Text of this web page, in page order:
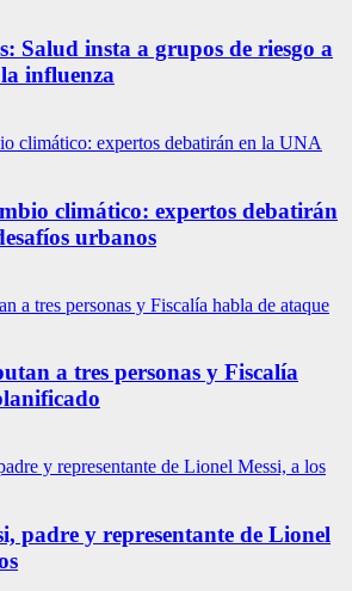
Salud insta a grupos de riesgo a
influenza
climático: expertos debatirán
urbanos
a tres personas y Fiscalía
padre y representante de Lionel